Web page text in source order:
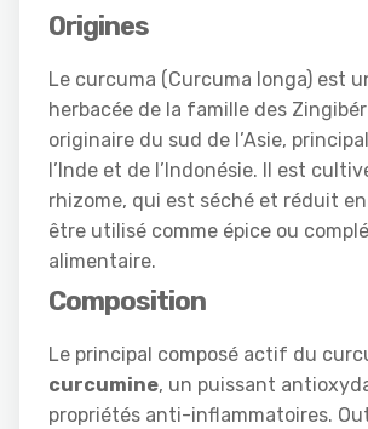
Origines
Le curcuma (Curcuma longa) est
herbacée de la famille des
originaire du sud de l’Asie,
l’Inde et de l’Indonésie. Il est
rhizome, qui est séché et réduit
être utilisé comme épice ou
alimentaire.
Composition
Le principal composé actif du
curcumine, un puissant
propriétés anti-inflammatoires.